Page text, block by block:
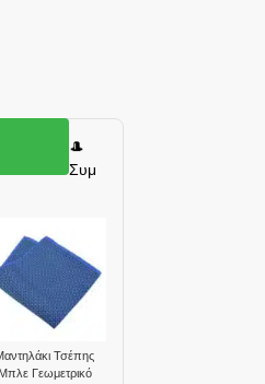
🎩
Συμ
Τσέπης
Μπλε Γεωμετρικό